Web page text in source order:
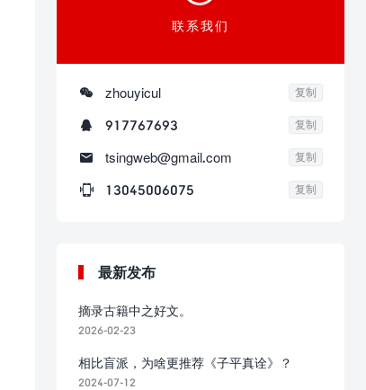
联系我们
 zhouyicul 复制
 917767693 复制
 tsingweb@gmail.com 复制
 13045006075 复制
最新发布
摘录古籍中之好文。
2026-02-23
相比盲派，为啥更推荐《子平真诠》？
2024-07-12